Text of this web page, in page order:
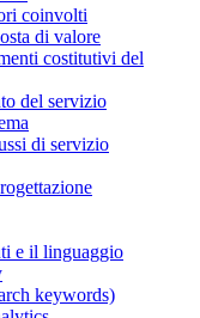
coinvolti
di valore
costitutivi del
del servizio
di servizio
e il linguaggio
keywords)